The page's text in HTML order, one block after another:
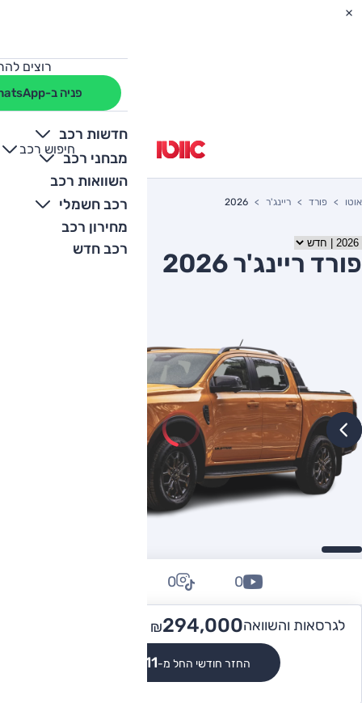
רוצים
פניה ב-WhatsApp
חדשות רכב
מבחני רכב
השוואות רכב
רכב חשמלי
מחירון רכב
רכב חדש
חיפוש רכב
+
-
אוטו פורד ריינג'ר 2026
פורד ריינג'ר 2026
לגרסאות והשוואה ₪294,000 -
החזר חודשי החל מ-₪2,711
0
0